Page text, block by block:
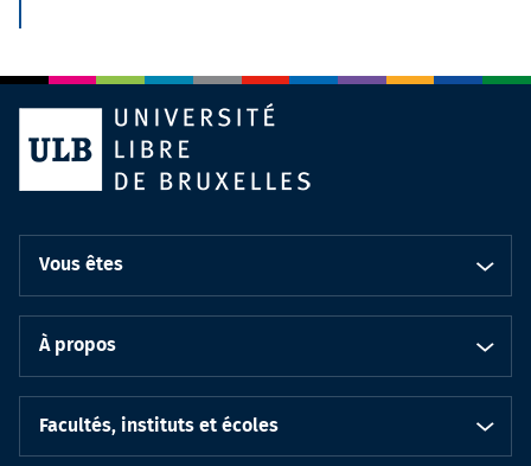
Vous êtes
À propos
Facultés, instituts et écoles